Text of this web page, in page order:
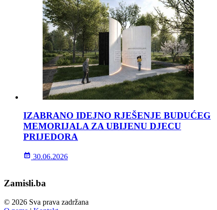
IZABRANO IDEJNO RJEŠENJE BUDUĆEG
MEMORIJALA ZA UBIJENU DJECU
PRIJEDORA
30.06.2026
Zamisli.ba
© 2026 Sva prava zadržana